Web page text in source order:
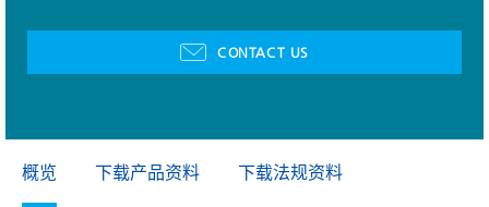
CONTACT US
概览 下载产品资料 下载法规资料